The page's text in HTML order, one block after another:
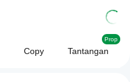
Copy Tantangan
Prop